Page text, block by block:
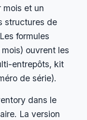
mois et un
structures de
formules
ouvrent les
entrepôts, kit
de série).
dans le
La version